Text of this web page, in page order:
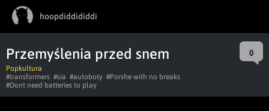
hoopdiddididdi
Przemyślenia przed snem 0
Popkultura
#transformers #sia #autoboty #Porshe with no breaks
#Dont need batteries to play